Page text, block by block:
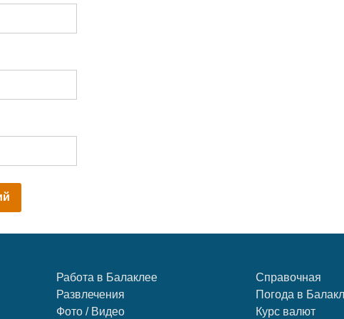
Работа в Балаклее
Развлечения
Фото / Видео
Справочная
Погода в
Курс валют